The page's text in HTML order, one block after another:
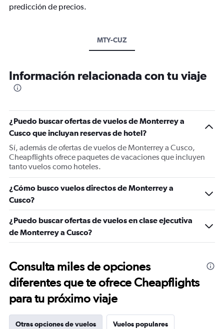
predicción de precios.
MTY-CUZ
Información relacionada con tu viaje
¿Puedo buscar ofertas de vuelos de Monterrey a
Cusco que incluyan reservas de hotel?
Sí, además de ofertas de vuelos de Monterrey a Cusco,
Cheapflights ofrece paquetes de vacaciones que incluyen
tanto vuelos como hoteles.
¿Cómo busco vuelos directos de Monterrey a
Cusco?
¿Puedo buscar ofertas de vuelos en clase ejecutiva
de Monterrey a Cusco?
Consulta miles de opciones
diferentes que te ofrece Cheapflights
para tu próximo viaje
Otras opciones de vuelos Vuelos populares